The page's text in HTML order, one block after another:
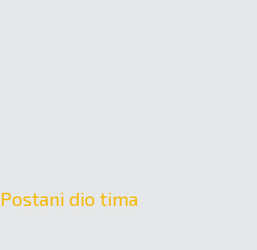
Postani dio tima